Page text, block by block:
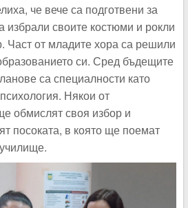
че вече са подготвени за
избрали своите костюми и рокли
Част от младите хора са решили
си. Сред бъдещите
са специалности като
Някои от
обмислят своя избор и
посоката, в която ще поемат